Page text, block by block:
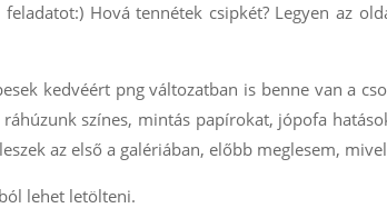
Hová tennétek csipkét? Legyen az
kedvéért png változatban is benne van a
színes, mintás papírokat, jópofa
az első a galériában, előbb meglesem,
lehet letölteni.